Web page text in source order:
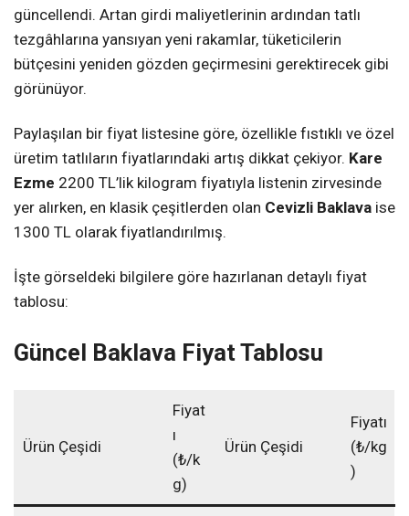
güncellendi. Artan girdi maliyetlerinin ardından tatlı
tezgâhlarına yansıyan yeni rakamlar, tüketicilerin
bütçesini yeniden gözden geçirmesini gerektirecek gibi
görünüyor.
Paylaşılan bir fiyat listesine göre, özellikle fıstıklı ve özel
üretim tatlıların fiyatlarındaki artış dikkat çekiyor. Kare
Ezme 2200 TL’lik kilogram fiyatıyla listenin zirvesinde
yer alırken, en klasik çeşitlerden olan Cevizli Baklava ise
1300 TL olarak fiyatlandırılmış.
İşte görseldeki bilgilere göre hazırlanan detaylı fiyat
tablosu:
Güncel Baklava Fiyat Tablosu
Ürün Çeşidi
Fiyat
ı
(₺/k
g)
Ürün Çeşidi
Fiyatı
(₺/kg
)